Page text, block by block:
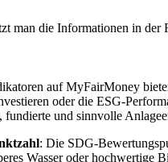
man die Informationen in der
auf MyFairMoney
oder die ESG-
fundierte und sinnvolle
: Die SDG-
Wasser oder hochwertige